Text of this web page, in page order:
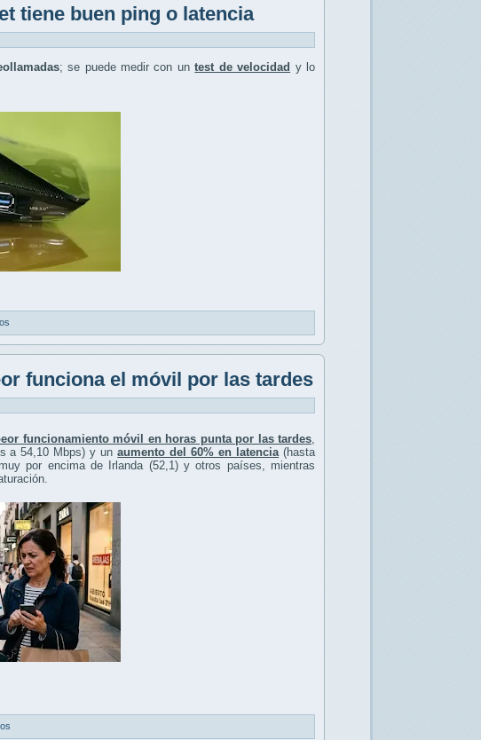
tiene buen ping o latencia
; se puede medir con untest de velocidad y lo
funciona el móvil por las tardes
funcionamiento móvil en horas punta por las tardes
a 54,10 Mbps) y unaumento del 60% en latencia (hasta
por encima de Irlanda (52,1) y otros países, mientras